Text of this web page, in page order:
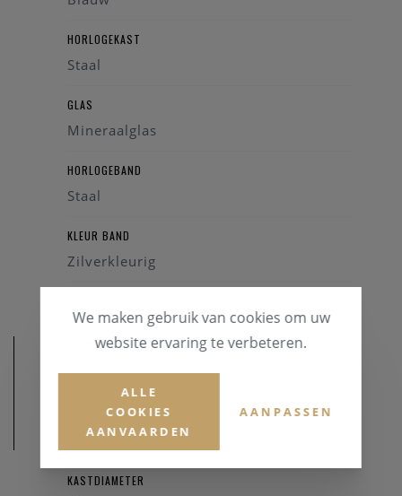
HORLOGEKAST
Staal
GLAS
Mineraalglas
HORLOGEBAND
Staal
KLEUR BAND
Zilverkleurig
AFMETINGEN
KASTDIAMETER
We maken gebruik van cookies om uw
website ervaring te verbeteren.
ALLE
COOKIES
AANVAARDEN
AANPASSEN